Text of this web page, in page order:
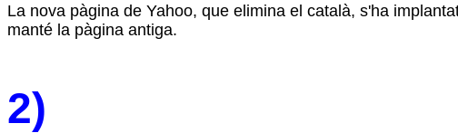
La nova pàgina de Yahoo, que elimina el català, s'ha
manté la pàgina antiga.
2)